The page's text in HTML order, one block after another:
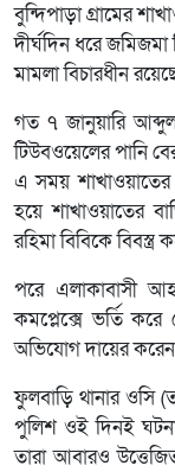
বুন্দিপাড়া গ্রামের
দীর্ঘদিন ধরে
মামলা বিচারধীন
গত ৭ জানুয়ারি
টিউবওয়েলের পানি
এ সময় শাখাওয়াতের
হয়ে শাখাওয়াতের
রহিমা বিবিকে বিবস্ত্র
পরে এলাকাবাসী
কমপ্লেক্সে ভর্তি করে
অভিযোগ দায়ের
ফুলবাড়ি থানার ওসি
পুলিশ ওই দিনই
তারা আবারও